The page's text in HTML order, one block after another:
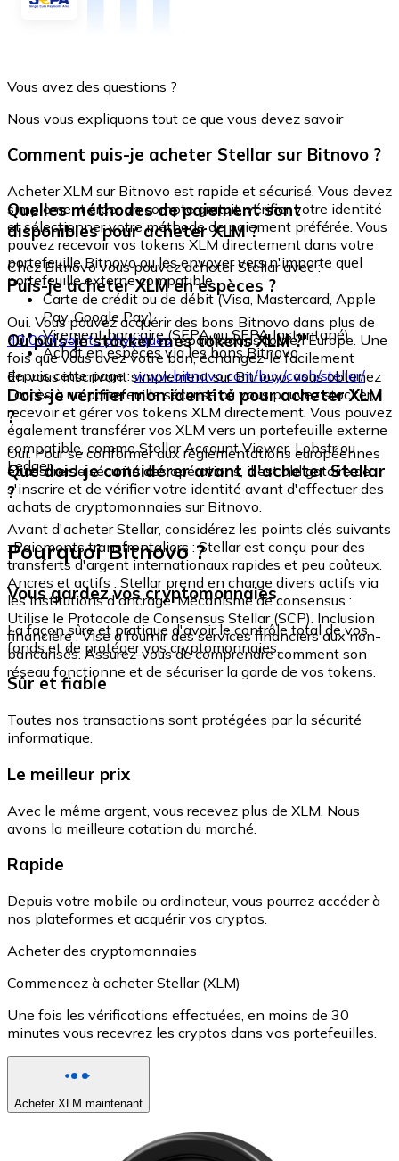
Vous avez des questions ?
Nous vous expliquons tout ce que vous devez savoir
Comment puis-je acheter Stellar sur Bitnovo ?
Acheter XLM sur Bitnovo est rapide et sécurisé. Vous devez
simplement créer un compte gratuit, vérifier votre identité
et sélectionner votre méthode de paiement préférée. Vous
pouvez recevoir vos tokens XLM directement dans votre
portefeuille Bitnovo ou les envoyer vers n'importe quel
portefeuille externe compatible.
Quelles méthodes de paiement sont
disponibles pour acheter XLM ?
Chez Bitnovo vous pouvez acheter Stellar avec :
Carte de crédit ou de débit (Visa, Mastercard, Apple
Pay, Google Pay)
Virement bancaire (SEPA ou SEPA Instantané)
Achat en espèces via les bons Bitnovo
Puis-je acheter XLM en espèces ?
Oui. Vous pouvez acquérir des bons Bitnovo dans plus de
40 000 points physiquesrépartis dans toute l'Europe. Une
fois que vous avez votre bon, échangez-le facilement
depuis cette page :www.bitnovo.com/buy/cash/stellar/
Où puis-je stocker mes tokens XLM ?
En vous inscrivant simplement sur Bitnovo, vous obtenez
l'accès à un portefeuille sécurisé où vous pouvez stocker,
recevoir et gérer vos tokens XLM directement. Vous pouvez
également transférer vos XLM vers un portefeuille externe
compatible, comme Stellar Account Viewer, Lobstr ou
Ledger.
Dois-je vérifier mon identité pour acheter XLM
?
Oui. Pour se conformer aux réglementations européennes
et assurer la sécurité des opérations, il est obligatoire de
s'inscrire et de vérifier votre identité avant d'effectuer des
achats de cryptomonnaies sur Bitnovo.
Que dois-je considérer avant d'acheter Stellar
?
Avant d'acheter Stellar, considérez les points clés suivants
: Paiements transfrontaliers : Stellar est conçu pour des
transferts d'argent internationaux rapides et peu coûteux.
Ancres et actifs : Stellar prend en charge divers actifs via
les institutions d'ancrage. Mécanisme de consensus :
Utilise le Protocole de Consensus Stellar (SCP). Inclusion
financière : Vise à fournir des services financiers aux non-
bancarisés. Assurez-vous de comprendre comment son
réseau fonctionne et de sécuriser la garde de vos tokens.
Pourquoi Bitnovo ?
Vous gardez vos cryptomonnaies
La façon sûre et pratique d'avoir le contrôle total de vos
fonds et de protéger vos cryptomonnaies.
Sûr et fiable
Toutes nos transactions sont protégées par la sécurité
informatique.
Le meilleur prix
Avec le même argent, vous recevez plus de XLM. Nous
avons la meilleure cotation du marché.
Rapide
Depuis votre mobile ou ordinateur, vous pourrez accéder à
nos plateformes et acquérir vos cryptos.
Acheter des cryptomonnaies
Commencez à acheter Stellar (XLM)
Une fois les vérifications effectuées, en moins de 30
minutes vous recevrez les cryptos dans vos portefeuilles.
Acheter XLM maintenant